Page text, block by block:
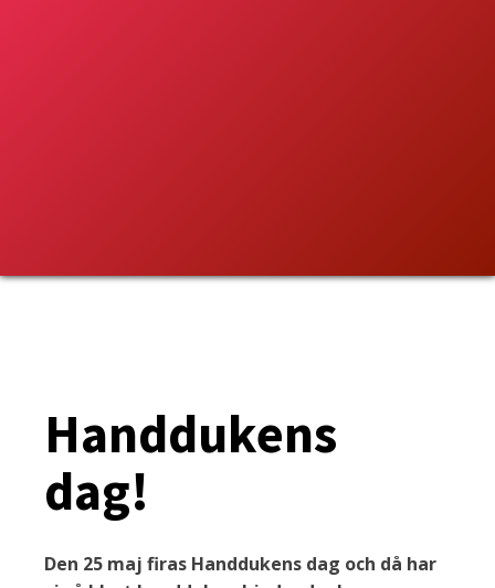
Handdukens
dag!
Den 25 maj firas Handdukens dag och då har